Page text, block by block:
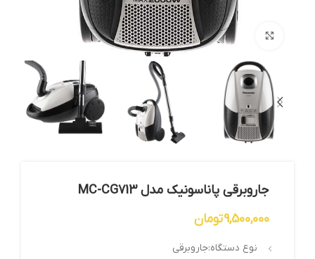
بزرگنمایی تصویر
جاروبرقی پاناسونیک مدل MC-CG713
9,500,000تومان
نوع دستگاه:جاروبرقی